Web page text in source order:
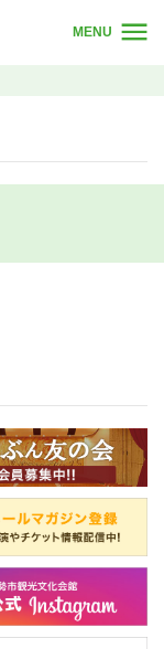
MENU